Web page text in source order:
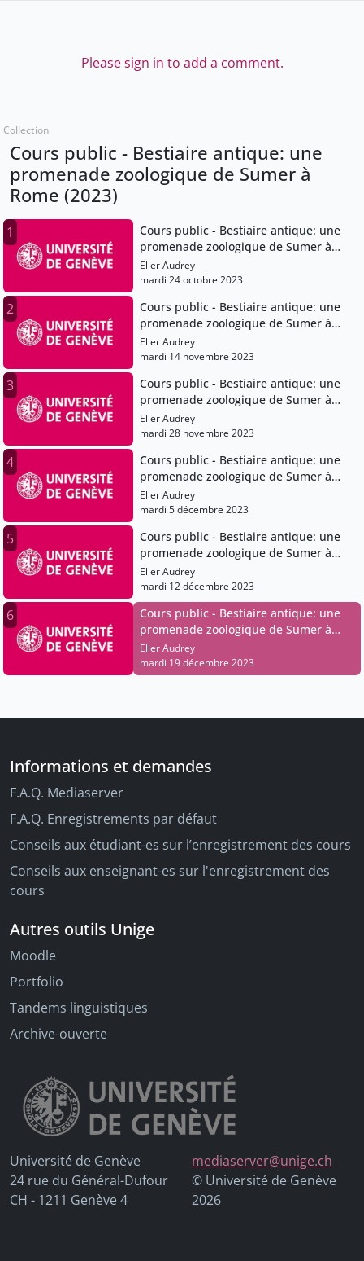
Please sign in to add a comment.
Collection
Cours public - Bestiaire antique: une
promenade zoologique de Sumer à
Rome (2023)
1
Cours public - Bestiaire antique: une
promenade zoologique de Sumer à
Rome (2023)
Eller Audrey
mardi 24 octobre 2023
2
Cours public - Bestiaire antique: une
promenade zoologique de Sumer à
Rome (2023)
Eller Audrey
mardi 14 novembre 2023
3
Cours public - Bestiaire antique: une
promenade zoologique de Sumer à
Rome (2023)
Eller Audrey
mardi 28 novembre 2023
4
Cours public - Bestiaire antique: une
promenade zoologique de Sumer à
Rome (2023)
Eller Audrey
mardi 5 décembre 2023
5
Cours public - Bestiaire antique: une
promenade zoologique de Sumer à
Rome (2023)
Eller Audrey
mardi 12 décembre 2023
6
Cours public - Bestiaire antique: une
promenade zoologique de Sumer à
Rome (2023)
Eller Audrey
mardi 19 décembre 2023
Informations et demandes
F.A.Q. Mediaserver
F.A.Q. Enregistrements par défaut
Conseils aux étudiant-es sur l’enregistrement des cours
Conseils aux enseignant-es sur l'enregistrement des
cours
Autres outils Unige
Moodle
Portfolio
Tandems linguistiques
Archive-ouverte
Université de Genève
24 rue du Général-Dufour
CH - 1211 Genève 4
mediaserver@unige.ch
© Université de Genève
2026